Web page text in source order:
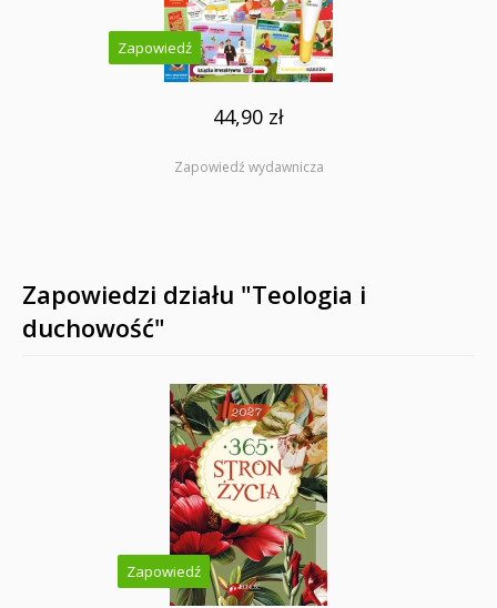
Zapowiedź
44,90 zł
Zapowiedź wydawnicza
Zapowiedzi działu "Teologia i
duchowość"
Zapowiedź